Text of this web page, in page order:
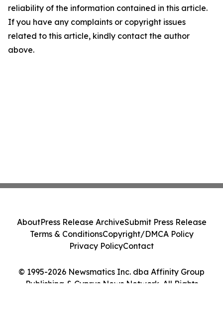
reliability of the information contained in this article.
If you have any complaints or copyright issues
related to this article, kindly contact the author
above.
© 1995-2026 Newsmatics Inc. dba Affinity Group
Publishing & Cyprus News Network. All Rights
AboutPress Release ArchiveSubmit Press Release
Terms & ConditionsCopyright/DMCA Policy
Privacy PolicyContact